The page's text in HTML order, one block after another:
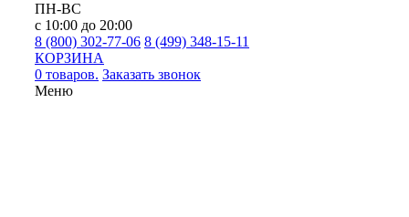
ПН-ВС
с 10:00 до 20:00
8 (800) 302-77-06 8 (499) 348-15-11
КОРЗИНА
0 товаров. Заказать звонок
Меню